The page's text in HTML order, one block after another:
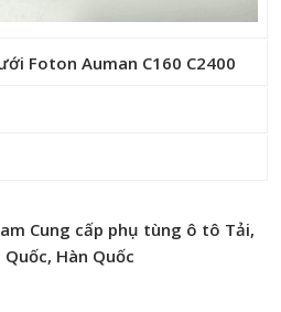
Foton Auman C160 C2400
Cung cấp phụ tùng ô tô Tải,
Hàn Quốc